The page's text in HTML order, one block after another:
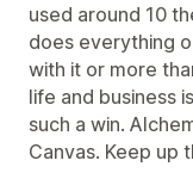
used around 10
does everything
with it or more
life and business
such a win.
Canvas. Keep up